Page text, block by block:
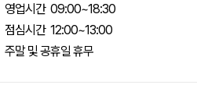
영업시간 09:00~18:30
점심시간 12:00~13:00
주말 및 공휴일 휴무